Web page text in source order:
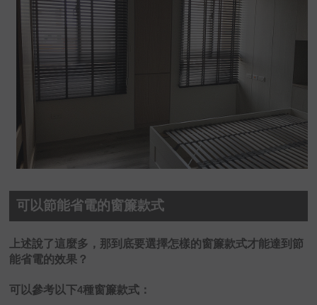
可以節能省電的窗簾款式
上述說了這麼多，那到底要選擇怎樣的窗簾款式才能達到節
能省電的效果？
可以參考以下4種窗簾款式：